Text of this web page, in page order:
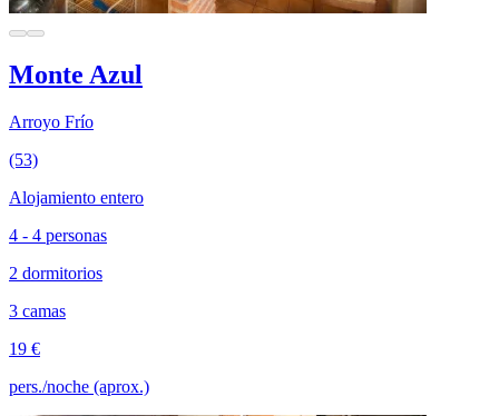
Monte Azul
Arroyo Frío
(53)
Alojamiento entero
4 - 4 personas
2 dormitorios
3 camas
19 €
pers./noche (aprox.)